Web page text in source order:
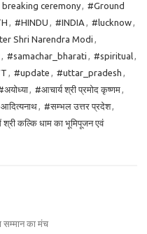
ceremony, #Ground
, #HINDU , #INDIA , #lucknow,
Shri Narendra Modi ,
, #samachar_bharati , #spiritual,
, #update , #uttar_pradesh ,
, #आचार्य श्री प्रमोद कृष्णम,
आदित्यनाथ, #सम्भल उत्तर प्रदेश,
श्री कल्कि धाम का भूमिपूजन एवं
सम्मान का मंच